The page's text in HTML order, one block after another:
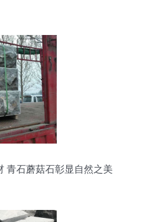
青石蘑菇石彰显自然之美